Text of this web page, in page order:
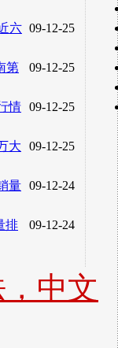
09-12-25
六
09-12-25
第
09-12-25
情
09-12-25
大
09-12-24
量
09-12-24
排
中文